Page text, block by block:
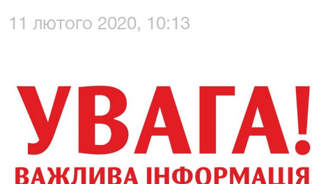
11 лютого 2020, 10:13